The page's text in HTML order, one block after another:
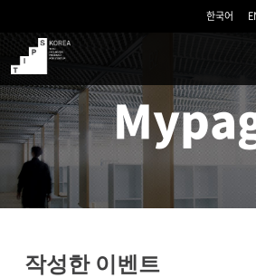
한국어
TIPS
작성한 이벤트